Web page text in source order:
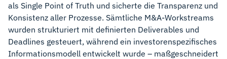
als Single Point of Truth und sicherte die Transparenz und
Konsistenz aller Prozesse. Sämtliche M&A-Workstreams
wurden strukturiert mit definierten Deliverables und
Deadlines gesteuert, während ein investorenspezifisches
Informationsmodell entwickelt wurde – maßgeschneidert